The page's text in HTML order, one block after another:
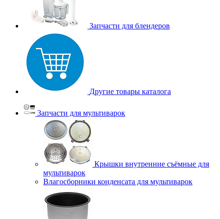
Запчасти для блендеров
Другие товары каталога
Запчасти для мультиварок
Крышки внутренние съёмные для
мультиварок
Влагосборники конденсата для мультиварок